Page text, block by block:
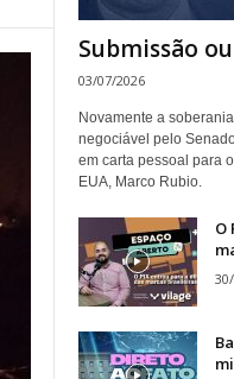
Submissão
03/07/2026
Novamente a
negociável pelo
em carta pessoal para
EUA, Marco Rubio.
O